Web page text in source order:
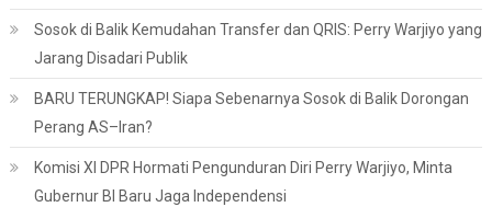
Sosok di Balik Kemudahan Transfer dan QRIS: Perry Warjiyo yang
Jarang Disadari Publik
BARU TERUNGKAP! Siapa Sebenarnya Sosok di Balik Dorongan
Perang AS–Iran?
Komisi XI DPR Hormati Pengunduran Diri Perry Warjiyo, Minta
Gubernur BI Baru Jaga Independensi